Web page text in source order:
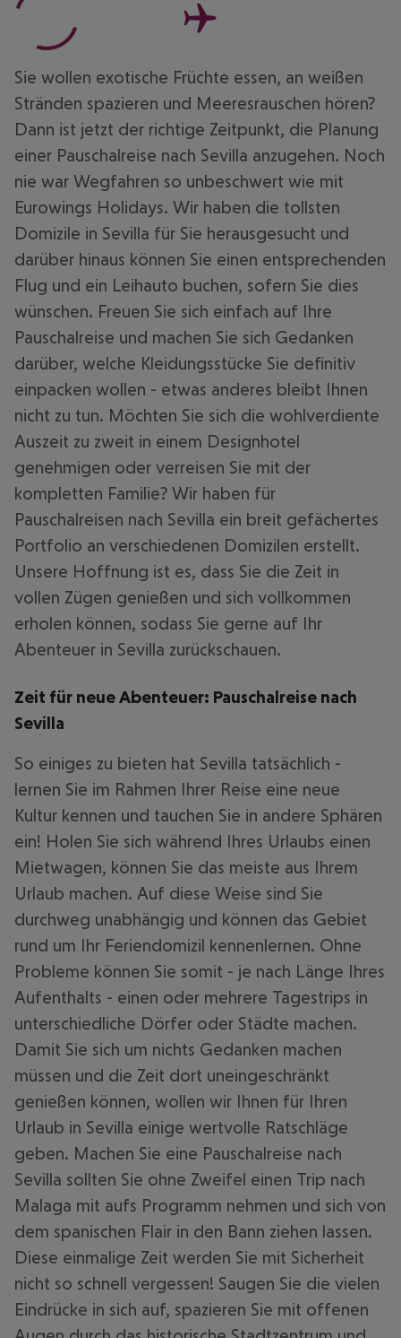
Sie wollen exotische Früchte essen, an weißen
Stränden spazieren und Meeresrauschen hören?
Dann ist jetzt der richtige Zeitpunkt, die Planung
einer Pauschalreise nach Sevilla anzugehen. Noch
nie war Wegfahren so unbeschwert wie mit
Eurowings Holidays. Wir haben die tollsten
Domizile in Sevilla für Sie herausgesucht und
darüber hinaus können Sie einen entsprechenden
Flug und ein Leihauto buchen, sofern Sie dies
wünschen. Freuen Sie sich einfach auf Ihre
Pauschalreise und machen Sie sich Gedanken
darüber, welche Kleidungsstücke Sie definitiv
einpacken wollen - etwas anderes bleibt Ihnen
nicht zu tun. Möchten Sie sich die wohlverdiente
Auszeit zu zweit in einem Designhotel
genehmigen oder verreisen Sie mit der
kompletten Familie? Wir haben für
Pauschalreisen nach Sevilla ein breit gefächertes
Portfolio an verschiedenen Domizilen erstellt.
Unsere Hoffnung ist es, dass Sie die Zeit in
vollen Zügen genießen und sich vollkommen
erholen können, sodass Sie gerne auf Ihr
Abenteuer in Sevilla zurückschauen.
Zeit für neue Abenteuer: Pauschalreise nach
Sevilla
So einiges zu bieten hat Sevilla tatsächlich -
lernen Sie im Rahmen Ihrer Reise eine neue
Kultur kennen und tauchen Sie in andere Sphären
ein! Holen Sie sich während Ihres Urlaubs einen
Mietwagen, können Sie das meiste aus Ihrem
Urlaub machen. Auf diese Weise sind Sie
durchweg unabhängig und können das Gebiet
rund um Ihr Feriendomizil kennenlernen. Ohne
Probleme können Sie somit - je nach Länge Ihres
Aufenthalts - einen oder mehrere Tagestrips in
unterschiedliche Dörfer oder Städte machen.
Damit Sie sich um nichts Gedanken machen
müssen und die Zeit dort uneingeschränkt
genießen können, wollen wir Ihnen für Ihren
Urlaub in Sevilla einige wertvolle Ratschläge
geben. Machen Sie eine Pauschalreise nach
Sevilla sollten Sie ohne Zweifel einen Trip nach
Malaga mit aufs Programm nehmen und sich von
dem spanischen Flair in den Bann ziehen lassen.
Diese einmalige Zeit werden Sie mit Sicherheit
nicht so schnell vergessen! Saugen Sie die vielen
Eindrücke in sich auf, spazieren Sie mit offenen